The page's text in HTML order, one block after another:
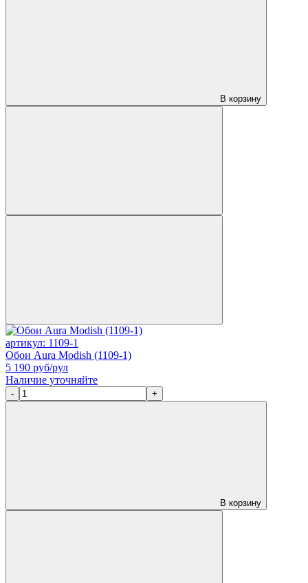
В корзину
артикул: 1109-1
Обои Aura Modish (1109-1)
5 190 руб/рул
Наличие уточняйте
- +
В корзину